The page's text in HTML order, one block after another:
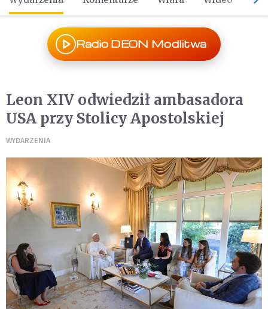
Radio DEON Modlitwa
Leon XIV odwiedził ambasadora
USA przy Stolicy Apostolskiej
WYDARZENIA